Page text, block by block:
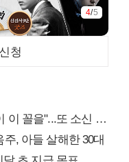
4/5
청
꼴을"...또 소신 발언
, 아들 살해한 30대